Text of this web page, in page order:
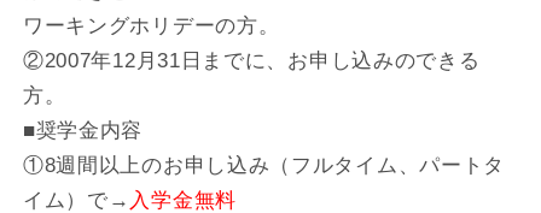
ワーキングホリデーの方。
②2007年12月31日までに、お申し込みのできる
方。
■奨学金内容
①8週間以上のお申し込み（フルタイム、パートタ
イム）で→ 入学金無料